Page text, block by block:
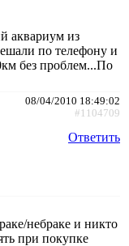
аквариум из
по телефону и
без проблем...По
08/04/2010 18:49:02
#1104709
Ответить
небраке и никто
при покупке